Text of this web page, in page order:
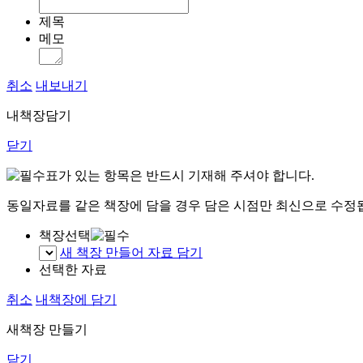
제목
메모
취소 내보내기
내책장담기
닫기
표가 있는 항목은 반드시 기재해 주셔야 합니다.
동일자료를 같은 책장에 담을 경우 담은 시점만 최신으로 수정
책장선택
새 책장 만들어 자료 담기
선택한 자료
취소 내책장에 담기
새책장 만들기
닫기